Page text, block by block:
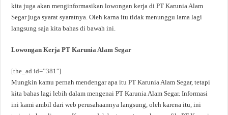
kita juga akan menginformasikan lowongan kerja di PT Karunia Alam
Segar juga syarat syaratnya. Oleh karna itu tidak menunggu lama lagi
langsung saja kita bahas di bawah ini.
Lowongan Kerja PT Karunia Alam Segar
[the_ad id=”381″]
Mungkin kamu pernah mendengar apa itu PT Karunia Alam Segar, tetapi
kita bahas lagi lebih dalam mengenai PT Karunia Alam Segar. Informasi
ini kami ambil dari web perusahaannya langsung, oleh karena itu, ini